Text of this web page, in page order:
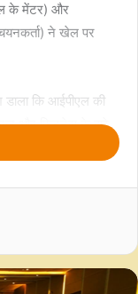
के मेंटर) और
चयनकर्ता) ने खेल पर
कि आईपीएल की
और फिटनेस के बारे
की दौड़ लगाई है, जो
है।
हिस्सा है।